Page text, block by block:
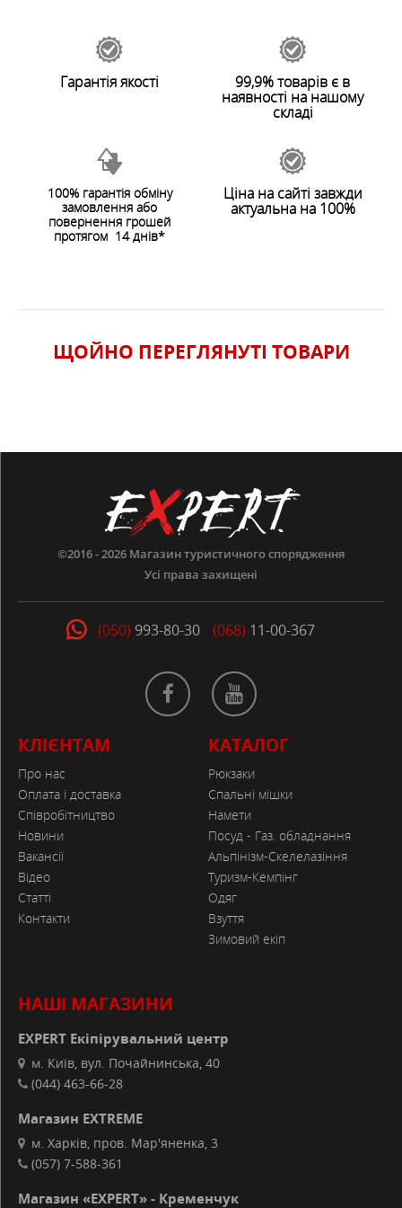
вовни Merino Wool, яка має прекрасні властивості
терморегуляції, зберігає тепло, добре вбирає і
відводить вологу, володіє природними
антибактеріальними властивостями і надає відчуття
ОСОБЛИВОСТІ
ХАРАКТЕРИСТИКИ
ЗАЛИШИТИ ВІДГУК
Гарантія якості 99,9% товарів є в
наявності на нашому
складі
100% гарантія обміну
замовлення або
повернення грошей
протягом 14 днів*
Ціна на сайті завжди
актуальна на 100%
ЩОЙНО ПЕРЕГЛЯНУТI ТОВАРИ
©2016 - 2026 Магазин туристичного спорядження
Усі права захищені
(050) 993-80-30 (068) 11-00-367
КЛІЄНТАМ
Про нас
Оплата і доставка
Співробітництво
Новини
Вакансії
Відео
Статті
Контакти
КАТАЛОГ
Рюкзаки
Спальні мішки
Намети
Посуд - Газ. обладнання
Альпінізм-Скелелазіння
Туризм-Кемпінг
Одяг
Взуття
Зимовий екіп
НАШІ МАГАЗИНИ
EXPERT Екіпірувальний центр
м. Київ, вул. Почайнинська, 40
(044) 463-66-28
Магазин EXTREME
м. Харків, пров. Мар'яненка, 3
(057) 7-588-361
Магазин «EXPERT» - Кременчук